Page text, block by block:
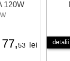
120W
77,53 lei